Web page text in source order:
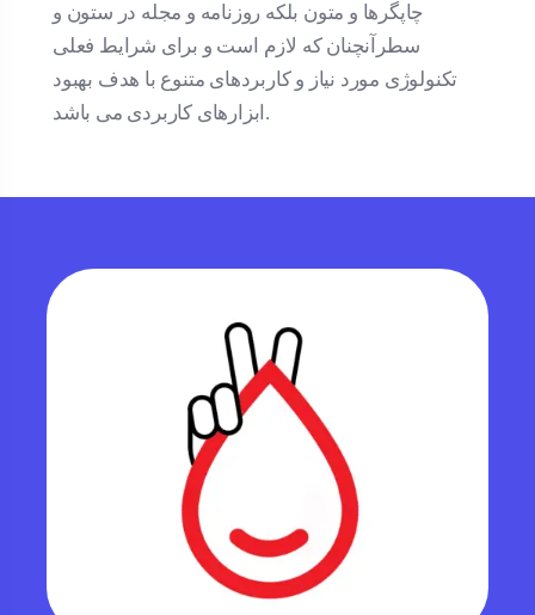
چاپگرها و متون بلکه روزنامه و مجله در ستون و
سطرآنچنان که لازم است و برای شرایط فعلی
تکنولوژی مورد نیاز و کاربردهای متنوع با هدف بهبود
ابزارهای کاربردی می باشد.